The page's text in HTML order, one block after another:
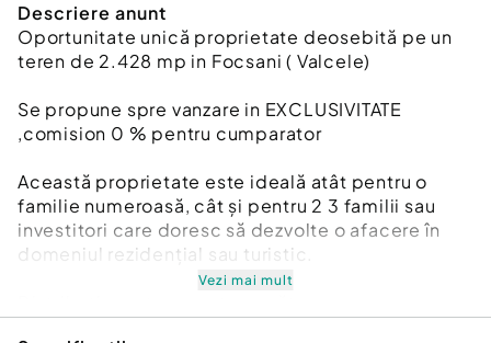
Descriere anunt
Oportunitate unică proprietate deosebită pe un
teren de 2.428 mp in Focsani ( Valcele)
Se propune spre vanzare in EXCLUSIVITATE
,comision 0 % pentru cumparator
Această proprietate este ideală atât pentru o
familie numeroasă, cât și pentru 2 3 familii sau
investitori care doresc să dezvolte o afacere în
domeniul rezidențial sau turistic.
Vezi mai mult